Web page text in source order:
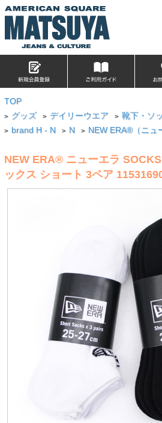
TOP
> グッズ > デイリーウエア > 靴下・ソ
> brand H - N > N > NEW ERA®（ニュ
NEW ERA® ニューエラ
ックス ショート 3ペア